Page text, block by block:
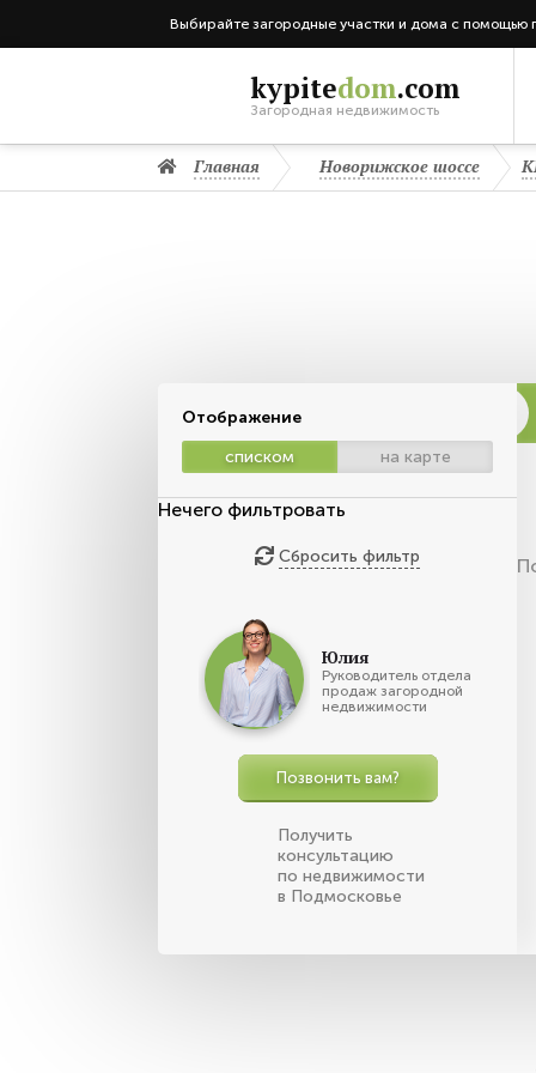
Выбирайте загородные участки и дома с помощью
kypitedom.com
Загородная недвижимость
Главная Новорижское шоссе
Отображение
списком
на карте
Нечего фильтровать
Сбросить фильтр
Юлия
Руководитель отдела
продаж загородной
недвижимости
Позвонить вам?
Получить
консультацию
по недвижимости
в Подмосковье